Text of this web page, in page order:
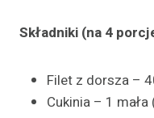
Składniki (na 4
Filet z dorsza –
Cukinia – 1